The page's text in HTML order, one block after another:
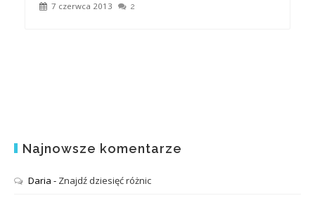
7 czerwca 2013 2
Najnowsze komentarze
Daria - Znajdź dziesięć różnic